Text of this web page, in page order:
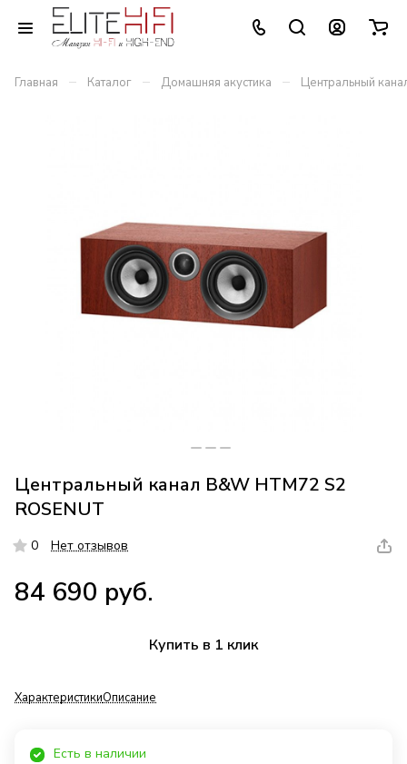
Главная – Каталог – Домашняя акустика – Центральный
Центральный канал B&W HTM72 S2
ROSENUT
0 Нет отзывов
84 690 руб.
Купить в 1 клик
ХарактеристикиОписание
Есть в наличии